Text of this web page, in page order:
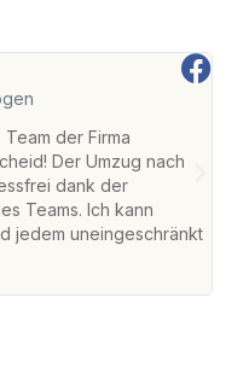
der Firma
Der Umzug nach
dank der
Teams. Ich kann
jedem uneingeschränkt